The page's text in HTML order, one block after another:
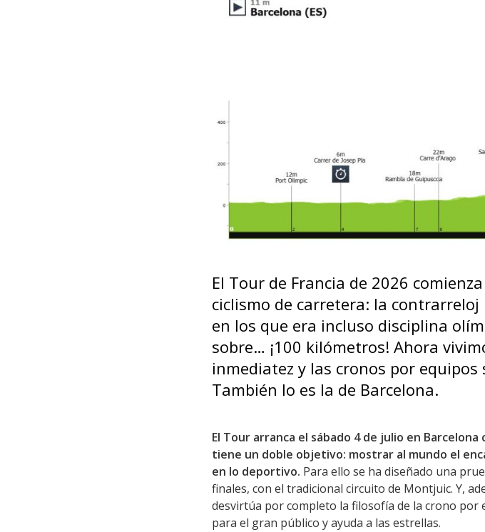
El Tour de Francia de 2026
ciclismo de carretera: la
en los que era incluso disciplina
sobre… ¡100 kilómetros! Ahora
inmediatez y las cronos por
También lo es la de Barcelona.
El Tour arranca el sábado 4 de julio en
tiene un doble objetivo: mostrar al mundo el
en lo deportivo. Para ello se ha diseñado una
finales, con el tradicional circuito de Montjuic. Y,
desvirtúa por completo la filosofía de la crono
para el gran público y ayuda a las estrellas.